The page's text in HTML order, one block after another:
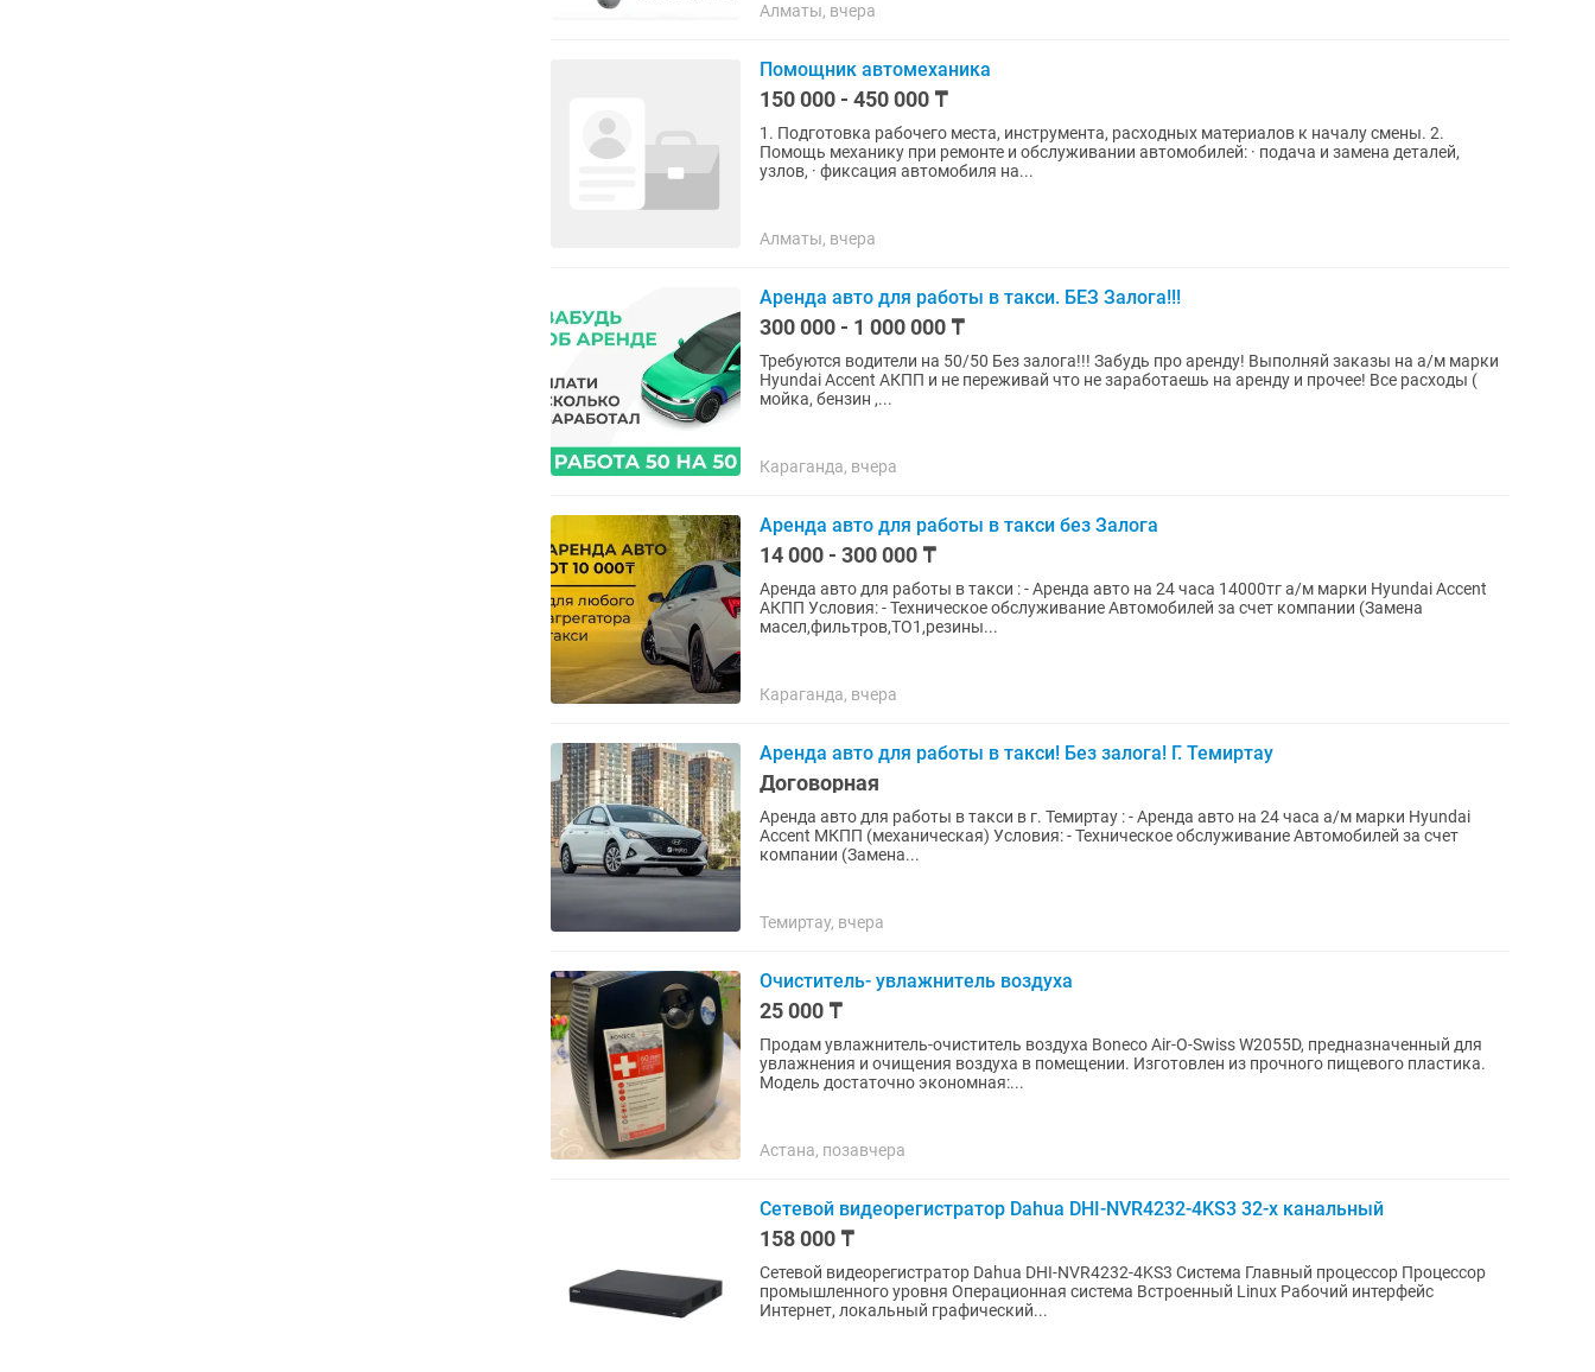
Алматы, вчера
Помощник автомеханика
150 000 - 450 000 ₸
1. Подготовка рабочего места, инструмента, расходных материалов к началу смены. 2.
Помощь механику при ремонте и обслуживании автомобилей: · подача и замена деталей,
узлов, · фиксация автомобиля на...
Алматы, вчера
Аренда авто для работы в такси. БЕЗ Залога!!!
300 000 - 1 000 000 ₸
Требуются водители на 50/50 Без залога!!! Забудь про аренду! Выполняй заказы на а/м марки
Hyundai Accent АКПП и не переживай что не заработаешь на аренду и прочее! Все расходы (
мойка, бензин ,...
Караганда, вчера
Аренда авто для работы в такси без Залога
14 000 - 300 000 ₸
Аренда авто для работы в такси : - Аренда авто на 24 часа 14000тг а/м марки Hyundai Accent
АКПП Условия: - Техническое обслуживание Автомобилей за счет компании (Замена
масел,фильтров,ТО1,резины...
Караганда, вчера
Аренда авто для работы в такси! Без залога! Г. Темиртау
Договорная
Аренда авто для работы в такси в г. Темиртау : - Аренда авто на 24 часа а/м марки Hyundai
Accent МКПП (механическая) Условия: - Техническое обслуживание Автомобилей за счет
компании (Замена...
Темиртау, вчера
Очиститель- увлажнитель воздуха
25 000 ₸
Продам увлажнитель-очиститель воздуха Boneco Air-O-Swiss W2055D, предназначенный для
увлажнения и очищения воздуха в помещении. Изготовлен из прочного пищевого пластика.
Модель достаточно экономная:...
Астана, позавчера
Сетевой видеорегистратор Dahua DHI-NVR4232-4KS3 32-х канальный
158 000 ₸
Сетевой видеорегистратор Dahua DHI-NVR4232-4KS3 Система Главный процессор Процессор
промышленного уровня Операционная система Встроенный Linux Рабочий интерфейс
Интернет, локальный графический...